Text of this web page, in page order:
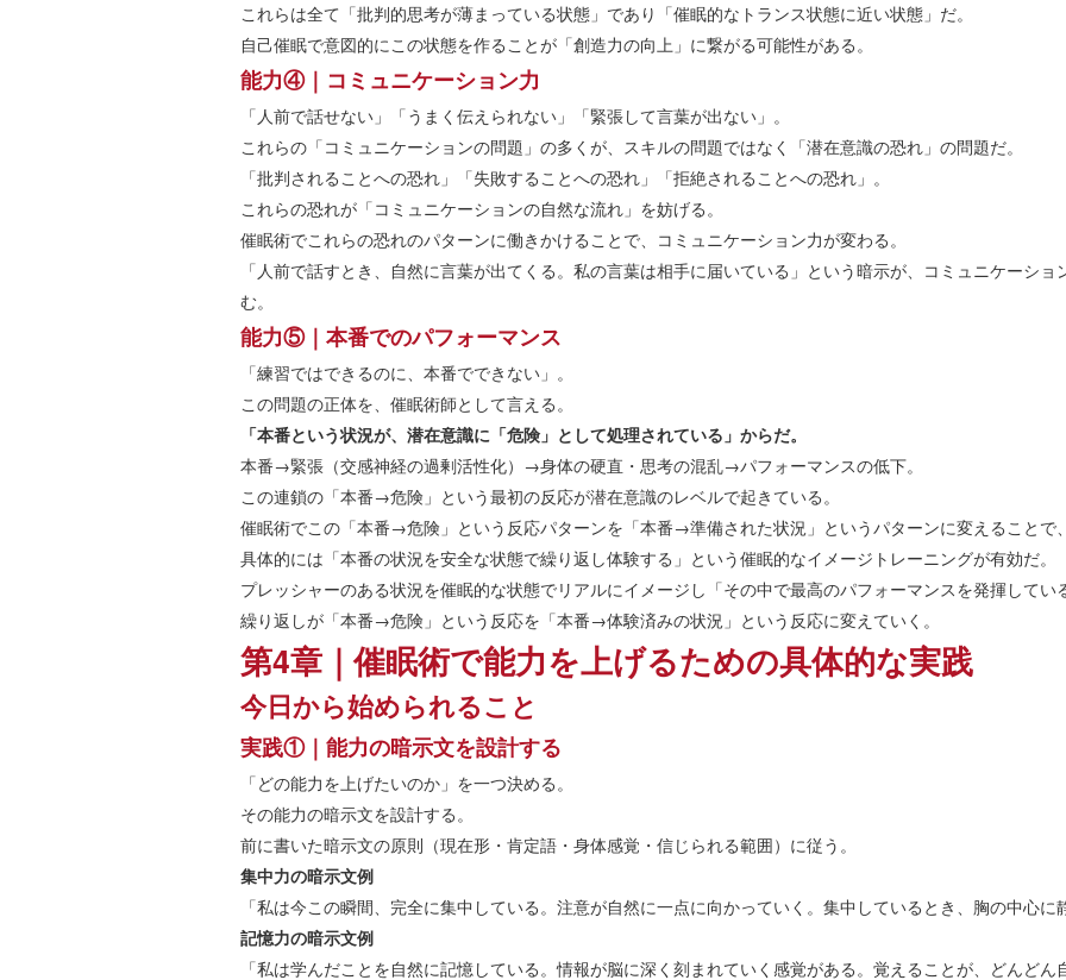
これらは全て「批判的思考が薄まっている状態」であり「催眠的なトランス状態に近い状態」だ。
自己催眠で意図的にこの状態を作ることが「創造力の向上」に繋がる可能性がある。
能力④｜コミュニケーション力
「人前で話せない」「うまく伝えられない」「緊張して言葉が出ない」。
これらの「コミュニケーションの問題」の多くが、スキルの問題ではなく「潜在意識の恐れ」の問題だ。
「批判されることへの恐れ」「失敗することへの恐れ」「拒絶されることへの恐れ」。
これらの恐れが「コミュニケーションの自然な流れ」を妨げる。
催眠術でこれらの恐れのパターンに働きかけることで、コミュニケーション力が変わる。
「人前で話すとき、自然に言葉が出てくる。私の言葉は相手に届いている」という暗示が、コミュニケーシ
む。
能力⑤｜本番でのパフォーマンス
「練習ではできるのに、本番でできない」。
この問題の正体を、催眠術師として言える。
「本番という状況が、潜在意識に「危険」として処理されている」からだ。
本番→緊張（交感神経の過剰活性化）→身体の硬直・思考の混乱→パフォーマンスの低下。
この連鎖の「本番→危険」という最初の反応が潜在意識のレベルで起きている。
催眠術でこの「本番→危険」という反応パターンを「本番→準備された状況」というパターンに変えることで
具体的には「本番の状況を安全な状態で繰り返し体験する」という催眠的なイメージトレーニングが有効だ。
プレッシャーのある状況を催眠的な状態でリアルにイメージし「その中で最高のパフォーマンスを発揮してい
繰り返しが「本番→危険」という反応を「本番→体験済みの状況」という反応に変えていく。
第4章｜催眠術で能力を上げるための具体的な実践
今日から始められること
実践①｜能力の暗示文を設計する
「どの能力を上げたいのか」を一つ決める。
その能力の暗示文を設計する。
前に書いた暗示文の原則（現在形・肯定語・身体感覚・信じられる範囲）に従う。
集中力の暗示文例
「私は今この瞬間、完全に集中している。注意が自然に一点に向かっていく。集中しているとき、胸の中心に
記憶力の暗示文例
「私は学んだことを自然に記憶している。情報が脳に深く刻まれていく感覚がある。覚えることが、どんどん